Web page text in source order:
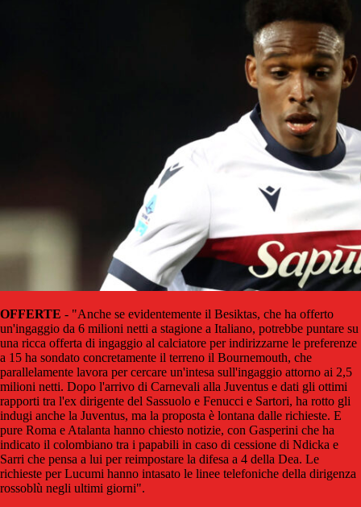
OFFERTE - "Anche se evidentemente il Besiktas, che ha offerto
un'ingaggio da 6 milioni netti a stagione a Italiano, potrebbe puntare su
una ricca offerta di ingaggio al calciatore per indirizzarne le preferenze
a 15 ha sondato concretamente il terreno il Bournemouth, che
parallelamente lavora per cercare un'intesa sull'ingaggio attorno ai 2,5
milioni netti. Dopo l'arrivo di Carnevali alla Juventus e dati gli ottimi
rapporti tra l'ex dirigente del Sassuolo e Fenucci e Sartori, ha rotto gli
indugi anche la Juventus, ma la proposta è lontana dalle richieste. E
pure Roma e Atalanta hanno chiesto notizie, con Gasperini che ha
indicato il colombiano tra i papabili in caso di cessione di Ndicka e
Sarri che pensa a lui per reimpostare la difesa a 4 della Dea. Le
richieste per Lucumi hanno intasato le linee telefoniche della dirigenza
rossoblù negli ultimi giorni".